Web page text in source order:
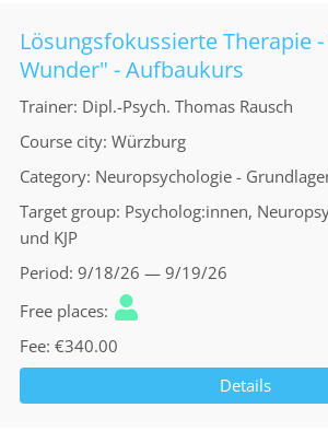
Lösungsfokussierte Therapie
Wunder" - Aufbaukurs
Trainer Dipl.-Psych. Thomas Rausch
Course city Würzburg
Category Neuropsychologie -
Target group Psycholog:innen,
und KJP
Period 9/18/26 — 9/19/26
Free places
Fee €340.00
Details